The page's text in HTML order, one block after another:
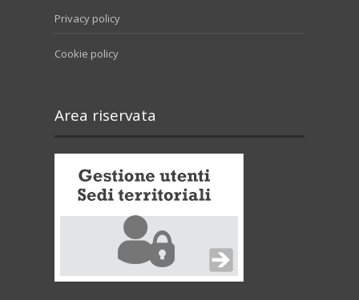
Privacy policy
Cookie policy
Area riservata